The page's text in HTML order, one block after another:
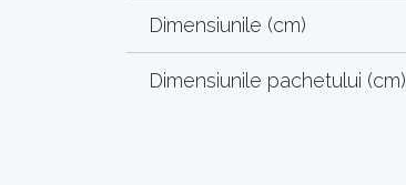
Dimensiunile (cm)
Dimensiunile pachetului (cm)